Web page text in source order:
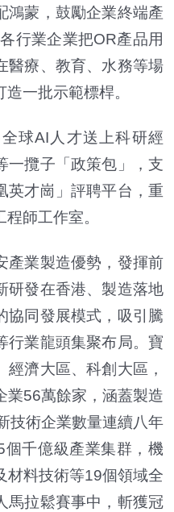
鴻蒙，鼓勵企業終端產
行業企業把OR產品用
醫療、教育、水務等場
一批示範標桿。
球AI人才送上科研經
一攬子「政策包」，支
英才崗」評聘平台，重
師工作室。
業製造優勢，發揮前
研發在香港、製造落地
協同發展模式，吸引騰
行業龍頭集聚布局。寶
濟大區、科創大區，
業56萬餘家，涵蓋製造
技術企業數量連續八年
千億級產業集群，機
材料技術等19個領域全
馬拉鬆賽事中，斬獲冠